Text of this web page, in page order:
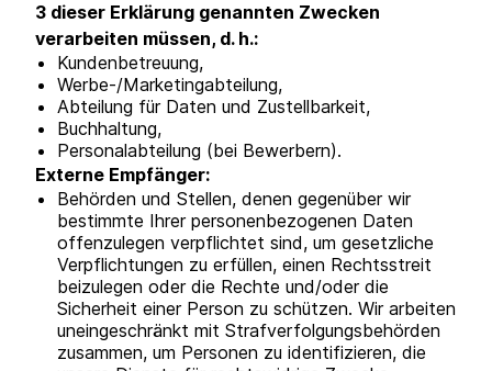
3 dieser Erklärung genannten Zwecken
verarbeiten müssen, d. h.:
Kundenbetreuung,
Werbe-/Marketingabteilung,
Abteilung für Daten und Zustellbarkeit,
Buchhaltung,
Personalabteilung (bei Bewerbern).
Externe Empfänger:
Behörden und Stellen, denen gegenüber wir
bestimmte Ihrer personenbezogenen Daten
offenzulegen verpflichtet sind, um gesetzliche
Verpflichtungen zu erfüllen, einen Rechtsstreit
beizulegen oder die Rechte und/oder die
Sicherheit einer Person zu schützen. Wir arbeiten
uneingeschränkt mit Strafverfolgungsbehörden
zusammen, um Personen zu identifizieren, die